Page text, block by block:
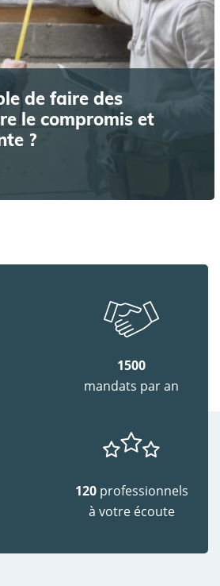
de faire des
le compromis et
?
1500
mandats par an
120 professionnels
à votre écoute